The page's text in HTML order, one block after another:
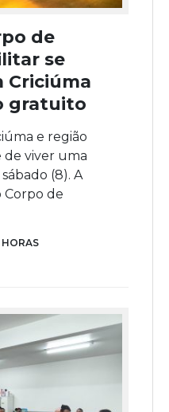
de
se
Criciúma
gratuito
e região
viver uma
(8). A
Corpo de